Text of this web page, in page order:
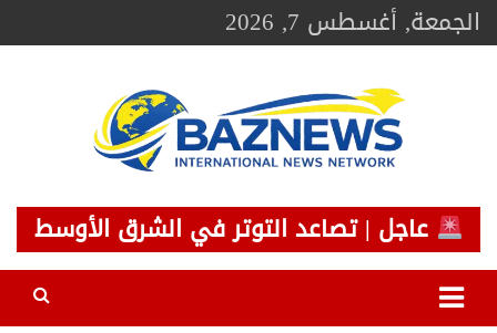
Skip
toالجمعة, أغسطس 7, 2026
BAZNEWS
شبكة باز الإخبارية
عاجل | تصاعد التوتر في الشرق الأوسط